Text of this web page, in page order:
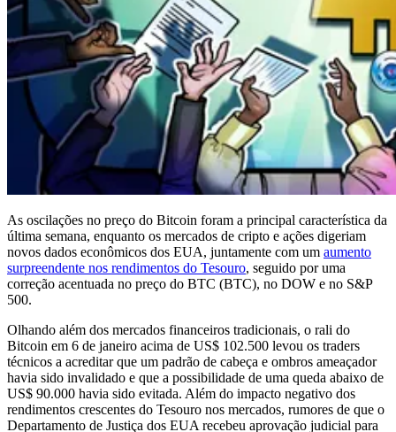
As oscilações no preço do Bitcoin foram a principal característica da
última semana, enquanto os mercados de cripto e ações digeriam
novos dados econômicos dos EUA, juntamente com um aumento
surpreendente nos rendimentos do Tesouro, seguido por uma
correção acentuada no preço do BTC (BTC), no DOW e no S&P
500.
Olhando além dos mercados financeiros tradicionais, o rali do
Bitcoin em 6 de janeiro acima de US$ 102.500 levou os traders
técnicos a acreditar que um padrão de cabeça e ombros ameaçador
havia sido invalidado e que a possibilidade de uma queda abaixo de
US$ 90.000 havia sido evitada. Além do impacto negativo dos
rendimentos crescentes do Tesouro nos mercados, rumores de que o
Departamento de Justiça dos EUA recebeu aprovação judicial para